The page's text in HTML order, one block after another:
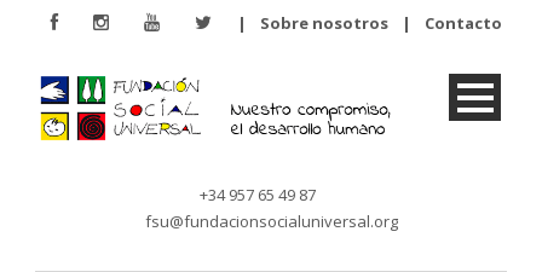
| Sobre nosotros | Contacto
+34 957 65 49 87
fsu@fundacionsocialuniversal.org